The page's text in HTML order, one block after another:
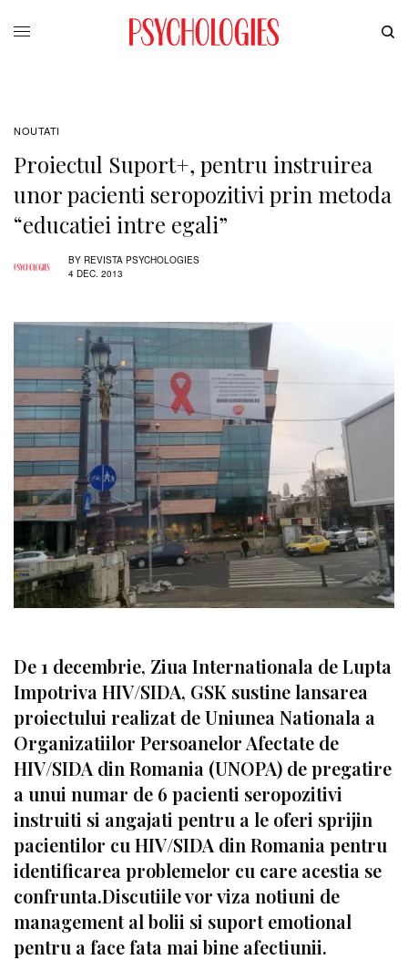
NOUTATI
Proiectul Suport+, pentru instruirea
unor pacienti seropozitivi prin metoda
“educatiei intre egali”
BY REVISTA PSYCHOLOGIES
4 DEC. 2013
De 1 decembrie, Ziua Internationala de Lupta
Impotriva HIV/SIDA, GSK sustine lansarea
proiectului realizat de Uniunea Nationala a
Organizatiilor Persoanelor Afectate de
HIV/SIDA din Romania (UNOPA) de pregatire
a unui numar de 6 pacienti seropozitivi
instruiti si angajati pentru a le oferi sprijin
pacientilor cu HIV/SIDA din Romania pentru
identificarea problemelor cu care acestia se
confrunta.Discutiile vor viza notiuni de
management al bolii si suport emotional
pentru a face fata mai bine afectiunii.